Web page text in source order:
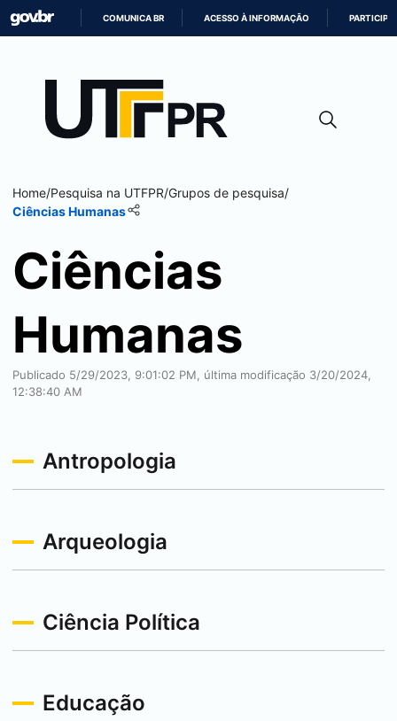
CONTEÚDO
COMUNICA BR ACESSO À INFORMAÇÃO PARTICIPE
Home/Pesquisa na UTFPR/Grupos de pesquisa/
Ciências Humanas
Ciências
Humanas
Publicado 5/29/2023, 9:01:02 PM, última modificação 3/20/2024,
12:38:40 AM
Antropologia
Arqueologia
Ciência Política
Educação